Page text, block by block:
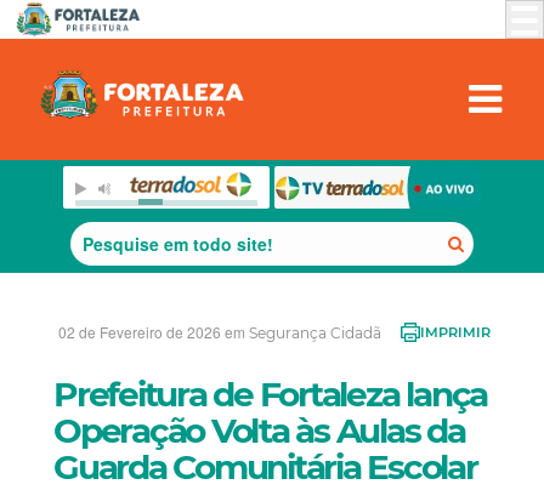
02 de Fevereiro de 2026 em Segurança Cidadã IMPRIMIR
Prefeitura de Fortaleza lança
Operação Volta às Aulas da
Guarda Comunitária Escolar